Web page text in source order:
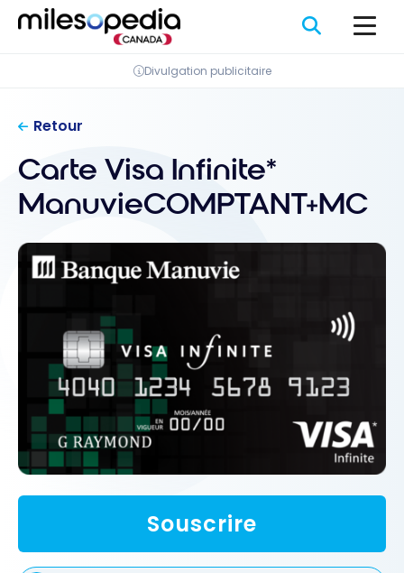
Panneau de gestion des cookies
Passer
Divulgation publicitaire
Retour
Carte Visa Infinite*
ManuvieCOMPTANT+MC
Souscrire